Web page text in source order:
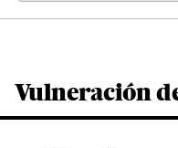
Vulneración